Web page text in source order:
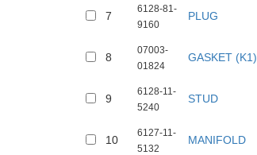
7
6128-81-
9160
PLUG
8
07003-
01824
GASKET (K1)
9
6128-11-
5240
STUD
10
6127-11-
5132
MANIFOLD